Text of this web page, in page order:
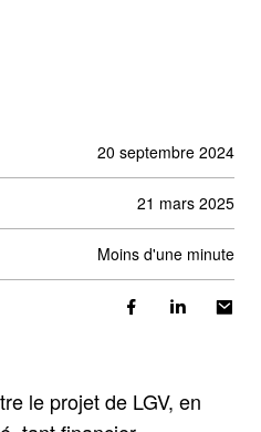
20 septembre 2024
21 mars 2025
moins d'une minute
le projet de LGV, en